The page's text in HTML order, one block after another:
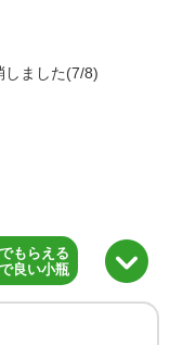
しました(7/8)
もらえる
良い小瓶